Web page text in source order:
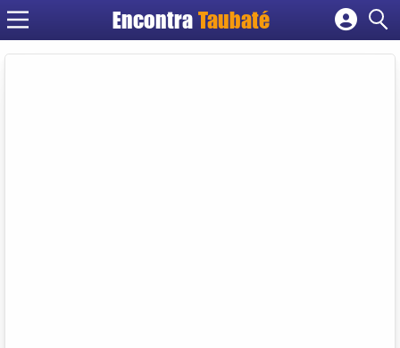
EncontraTaubaté
Cadastrar empresa